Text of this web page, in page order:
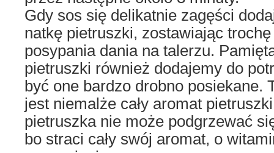
Gdy sos się delikatnie zagęści
natkę pietruszki, zostawiając
posypania dania na talerzu.
pietruszki również dodajemy do
być one bardzo drobno posiekane.
jest niemalże cały aromat
pietruszka nie może podgrzewać
bo straci cały swój aromat, o